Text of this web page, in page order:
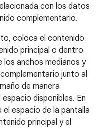
con los datos
complementario.
coloca el contenido
principal o dentro
los anchos medianos y
junto al
de manera
disponibles. En
el espacio de la pantalla
principal y el